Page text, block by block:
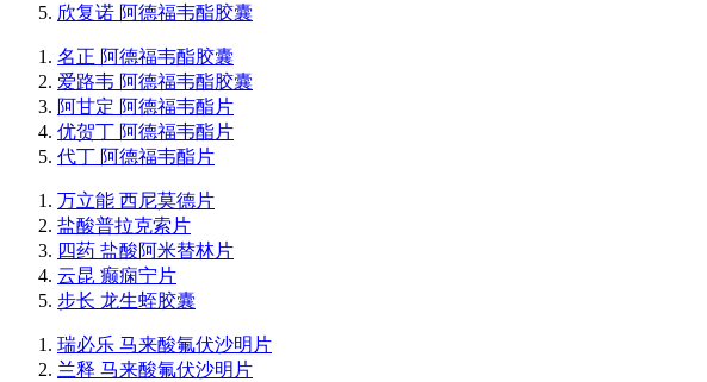
欣复诺 阿德福韦酯胶囊
名正 阿德福韦酯胶囊
爱路韦 阿德福韦酯胶囊
阿甘定 阿德福韦酯片
优贺丁 阿德福韦酯片
代丁 阿德福韦酯片
万立能 西尼莫德片
盐酸普拉克索片
四药 盐酸阿米替林片
云昆 癫痫宁片
步长 龙生蛭胶囊
瑞必乐 马来酸氟伏沙明片
兰释 马来酸氟伏沙明片